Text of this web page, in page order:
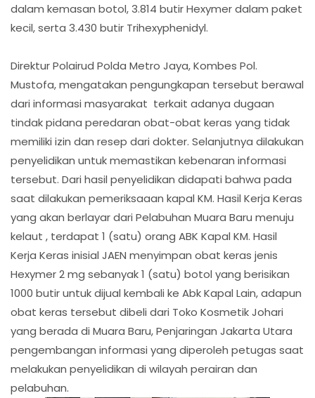
dalam kemasan botol, 3.814 butir Hexymer dalam paket
kecil, serta 3.430 butir Trihexyphenidyl.
Direktur Polairud Polda Metro Jaya, Kombes Pol.
Mustofa, mengatakan pengungkapan tersebut berawal
dari informasi masyarakat terkait adanya dugaan
tindak pidana peredaran obat-obat keras yang tidak
memiliki izin dan resep dari dokter. Selanjutnya dilakukan
penyelidikan untuk memastikan kebenaran informasi
tersebut. Dari hasil penyelidikan didapati bahwa pada
saat dilakukan pemeriksaaan kapal KM. Hasil Kerja Keras
yang akan berlayar dari Pelabuhan Muara Baru menuju
kelaut , terdapat 1 (satu) orang ABK Kapal KM. Hasil
Kerja Keras inisial JAEN menyimpan obat keras jenis
Hexymer 2 mg sebanyak 1 (satu) botol yang berisikan
1000 butir untuk dijual kembali ke Abk Kapal Lain, adapun
obat keras tersebut dibeli dari Toko Kosmetik Johari
yang berada di Muara Baru, Penjaringan Jakarta Utara
pengembangan informasi yang diperoleh petugas saat
melakukan penyelidikan di wilayah perairan dan
pelabuhan.